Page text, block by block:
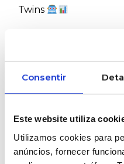
Consentir
Este website utiliza
Utilizamos cookies para
anúncios, fornecer
Twins
A Digital Twin is a
that learns, simulates